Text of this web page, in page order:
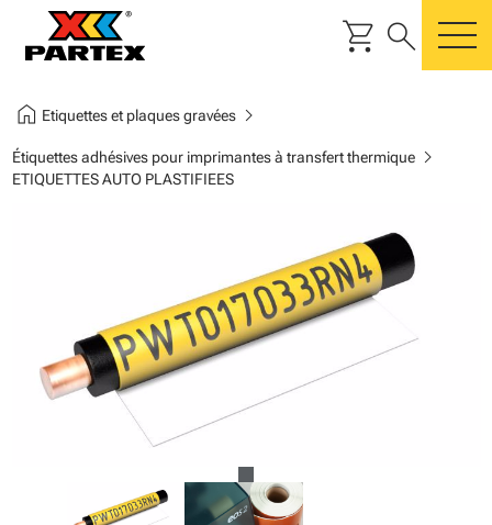
shopping_cart search
home Etiquettes et plaques gravéeschevron_right
Étiquettes adhésives pour imprimantes à transfert thermiquechevron_right
ETIQUETTES AUTO PLASTIFIEES